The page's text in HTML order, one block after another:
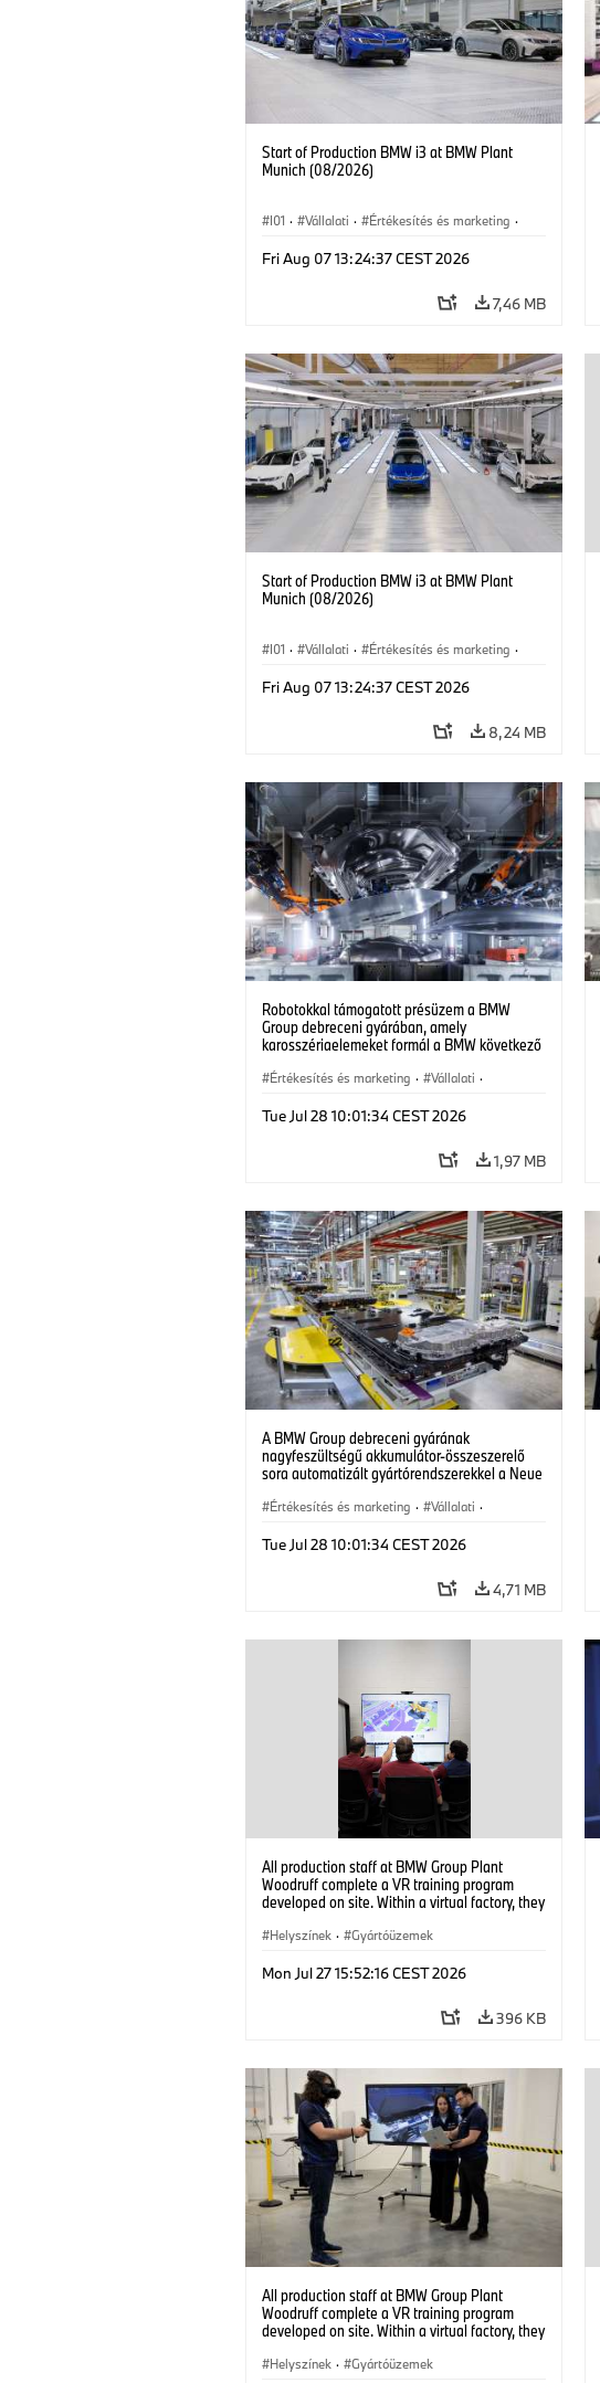
Start of Production BMW i3 at BMW Plant
Munich (08/2026)
I01 · Vállalati · Értékesítés és marketing ·
Fri Aug 07 13:24:37 CEST 2026
7,46 MB
Start of Production BMW i3 at BMW Plant
Munich (08/2026)
I01 · Vállalati · Értékesítés és marketing ·
Fri Aug 07 13:24:37 CEST 2026
8,24 MB
Robotokkal támogatott présüzem a BMW
Group debreceni gyárában, amely
karosszériaelemeket formál a BMW következő
(07/2026)
Értékesítés és marketing · Vállalati ·
Tue Jul 28 10:01:34 CEST 2026
1,97 MB
A BMW Group debreceni gyárának
nagyfeszültségű akkumulátor-összeszerelő
sora automatizált gyártórendszerekkel a Neue
(07/2026)
Értékesítés és marketing · Vállalati ·
Tue Jul 28 10:01:34 CEST 2026
4,71 MB
All production staff at BMW Group Plant
Woodruff complete a VR training program
developed on site. Within a virtual factory, they
under realistic conditions. (07/2026)
Helyszínek · Gyártóüzemek
Mon Jul 27 15:52:16 CEST 2026
396 KB
All production staff at BMW Group Plant
Woodruff complete a VR training program
developed on site. Within a virtual factory, they
under realistic conditions. (07/2026)
Helyszínek · Gyártóüzemek